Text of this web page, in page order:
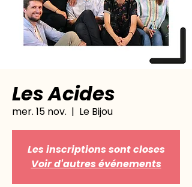
Les Acides
mer. 15 nov.
  |
Le Bijou
Les inscriptions sont closes
Voir d'autres événements